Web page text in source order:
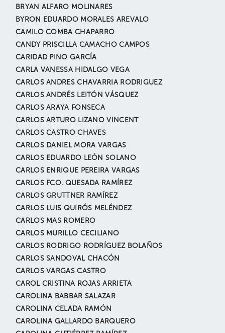
BRYAN ALFARO MOLINARES
BYRON EDUARDO MORALES AREVALO
CAMILO COMBA CHAPARRO
CANDY PRISCILLA CAMACHO CAMPOS
CARIDAD PINO GARCÍA
CARLA VANESSA HIDALGO VEGA
CARLOS ANDRES CHAVARRIA RODRIGUEZ
CARLOS ANDRÉS LEITÓN VÁSQUEZ
CARLOS ARAYA FONSECA
CARLOS ARTURO LIZANO VINCENT
CARLOS CASTRO CHAVES
CARLOS DANIEL MORA VARGAS
CARLOS EDUARDO LEÓN SOLANO
CARLOS ENRIQUE PEREIRA VARGAS
CARLOS FCO. QUESADA RAMÍREZ
CARLOS GRUTTNER RAMÍREZ
CARLOS LUIS QUIRÓS MELÉNDEZ
CARLOS MAS ROMERO
CARLOS MURILLO CECILIANO
CARLOS RODRIGO RODRÍGUEZ BOLAÑOS
CARLOS SANDOVAL CHACÓN
CARLOS VARGAS CASTRO
CAROL CRISTINA ROJAS ARRIETA
CAROLINA BABBAR SALAZAR
CAROLINA CELADA RAMÓN
CAROLINA GALLARDO BARQUERO